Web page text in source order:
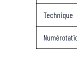
Technique